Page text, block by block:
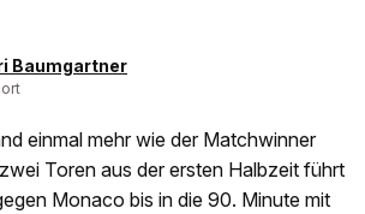
Baumgartner
einmal mehr wie der Matchwinner
Toren aus der ersten Halbzeit führt
Monaco bis in die 90. Minute mit